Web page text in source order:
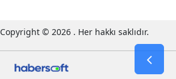
Copyright © 2026 . Her hakkı saklıdır.